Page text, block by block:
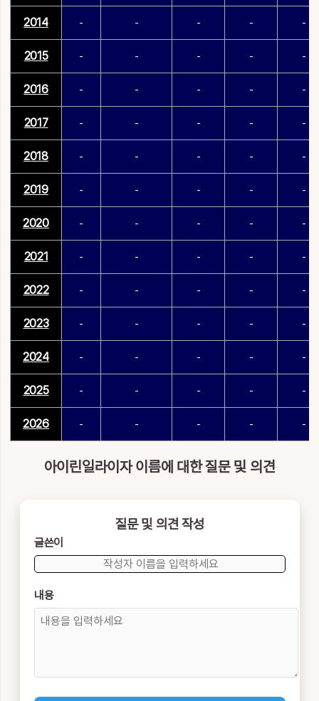
2014 - - - - -
2015 - - - - -
2016 - - - - -
2017 - - - - -
2018 - - - - -
2019 - - - - -
2020 - - - - -
2021 - - - - -
2022 - - - - -
2023 - - - - -
2024 - - - - -
2025 - - - - -
2026 - - - - -
아이린일라이자 이름에 대한 질문 및 의견
질문 및 의견 작성
글쓴이
내용